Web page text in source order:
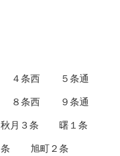
４条西
５条通
８条西
９条通
秋月３条
曙１条
旭町２条